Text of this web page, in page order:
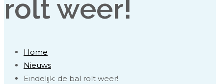
rolt weer!
Home
Nieuws
Eindelijk: de bal rolt weer!